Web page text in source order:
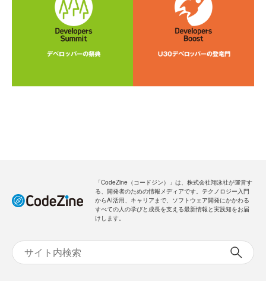
「CodeZine（コードジン）」は、株式会社翔泳社が運営す
る、開発者のための情報メディアです。テクノロジー入門
からAI活用、キャリアまで、ソフトウェア開発にかかわる
すべての人の学びと成長を支える最新情報と実践知をお届
けします。